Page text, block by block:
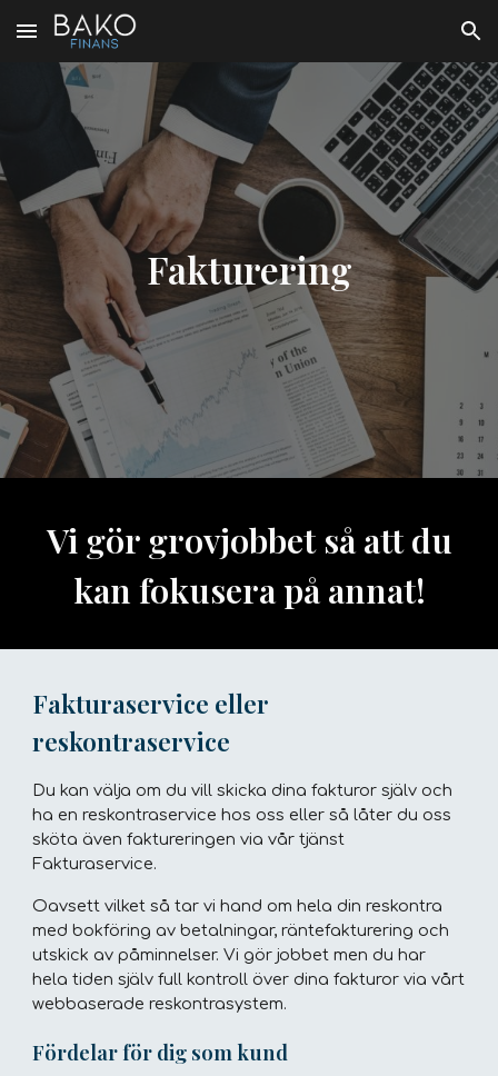
Skip to main content Skip to navigation
Fakturering
Vi gör grovjobbet så att du
kan fokusera på annat!
Fakturaservice eller
reskontraservice
Du kan välja om du vill skicka dina fakturor själv och
ha en reskontraservice hos oss eller så låter du oss
sköta även faktureringen via vår tjänst
Fakturaservice.
Oavsett vilket så tar vi hand om hela din reskontra
med bokföring av betalningar, räntefakturering och
utskick av påminnelser. Vi gör jobbet men du har
hela tiden själv full kontroll över dina fakturor via vårt
webbaserade reskontrasystem.
Fördelar för dig som kund